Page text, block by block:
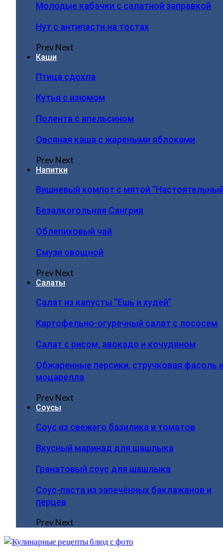
Молодые кабачки с салатной заправкой
Нут с антипасти на тостах
PrevNext
Каши
Птица сдохла
Кутья с изюмом
Полента с апельсином
Овсяная каша с жареными яблоками
PrevNext
Напитки
Вишневый компот с мятой
Безалкогольная Сангрия
Облепиховый чай
Смузи овощной
PrevNext
Салаты
Салат из капусты “Ешь и худей”
Картофельно-огуречный салат с лососем
Салат с рисом, авокадо и кочудяном
Обжаренные персики, стручковая фасоль
моцарелла
PrevNext
Соусы
Соус из свежего базилика и томатов
Вкусный маринад для шашлыка
Гранатовый соус для шашлыка
Соус-паста из запечённых баклажанов и
перцев
PrevNext